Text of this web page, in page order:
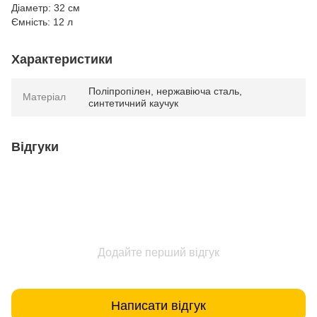
Діаметр: 32 см
Ємність: 12 л
Характеристики
Матеріал
Поліпропілен, нержавіюча сталь,
синтетичний каучук
Відгуки
Додайте перший відгук
Написати відгук